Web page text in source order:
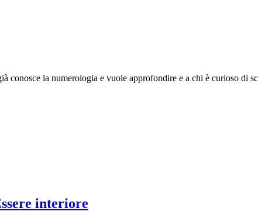
conosce la numerologia e vuole approfondire e a chi è curioso di
interiore